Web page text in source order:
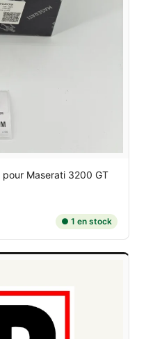
pour Maserati 3200 GT
● 1 en stock